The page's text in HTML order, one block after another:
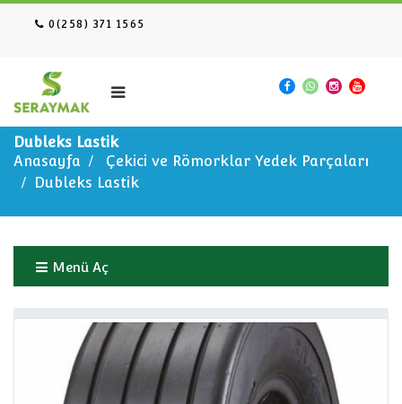
0(258) 371 1565
Dubleks Lastik
Anasayfa
Çekici ve Römorklar Yedek Parçaları
Dubleks Lastik
Menü Aç
Anasayfa
Çekici ve Römorklar Yedek Parçaları
Dubleks Lastik